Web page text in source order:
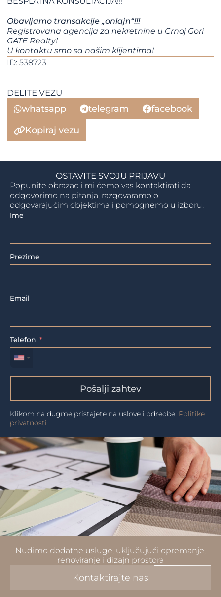
Obavljamo transakcije „onlajn“!!!
Registrovana agencija za nekretnine u Crnoj Gori
GATE Realty!
​​​​​​​U kontaktu smo sa našim klijentima!​​​​​​​​​​​​​​
ID: 538723
DELITE VEZU
whatsapp telegram
facebook
Kopiraj vezu
OSTAVITE SVOJU PRIJAVU
Popunite obrazac i mi ćemo vas kontaktirati da
odgovorimo na pitanja, razgovaramo o
odgovarajućim objektima i pomognemo u izboru.
Ime
Prezime
Email
Telefon
Pošalji zahtev
Klikom na dugme pristajete na uslove i odredbe. Politike
privatnosti
Nudimo dodatne usluge, uključujući opremanje,
renoviranje i dizajn prostora
Kontaktirajte nas